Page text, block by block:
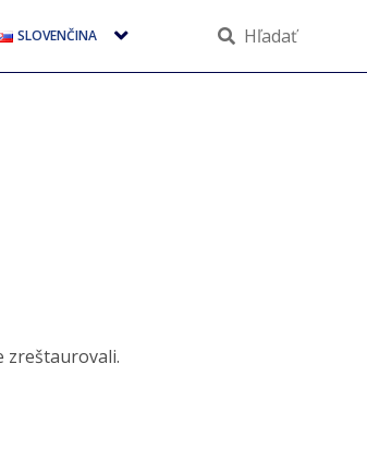
SLOVENČINA
Slovenčina Hľadať
zreštaurovali.